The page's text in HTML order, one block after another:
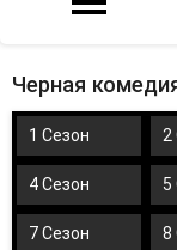
Черная
1 Сезон 2
4 Сезон 5
7 Сезон 8